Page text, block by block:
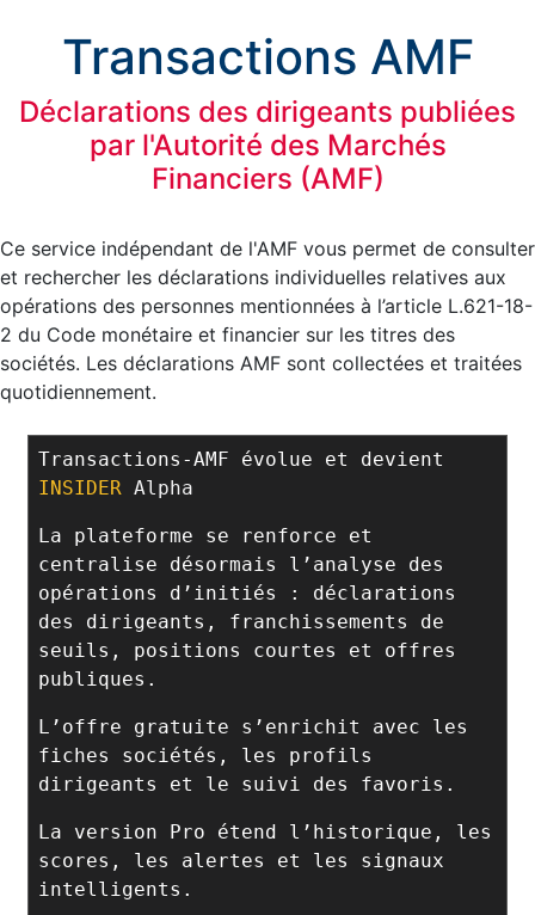
Transactions AMF
Déclarations des dirigeants publiées
par l'Autorité des Marchés
Financiers (AMF)
Ce service indépendant de l'AMF vous permet de consulter
et rechercher les déclarations individuelles relatives aux
opérations des personnes mentionnées à l’article L.621-18-
2 du Code monétaire et financier sur les titres des
sociétés. Les déclarations AMF sont collectées et traitées
quotidiennement.
Transactions-AMF évolue et devient
INSIDER Alpha
La plateforme se renforce et
centralise désormais l’analyse des
opérations d’initiés : déclarations
des dirigeants, franchissements de
seuils, positions courtes et offres
publiques.
L’offre gratuite s’enrichit avec les
fiches sociétés, les profils
dirigeants et le suivi des favoris.
La version Pro étend l’historique, les
scores, les alertes et les signaux
intelligents.